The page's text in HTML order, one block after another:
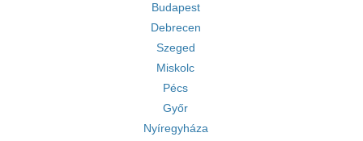
Budapest
Debrecen
Szeged
Miskolc
Pécs
Győr
Nyíregyháza